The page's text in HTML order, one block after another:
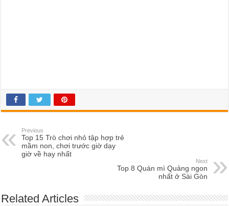
Previous
Top 15 Trò chơi nhỏ tập hợp trẻ
mầm non, chơi trước giờ dạy
giờ về hay nhất
Next
Top 8 Quán mì Quảng ngon
nhất ở Sài Gòn
Related Articles